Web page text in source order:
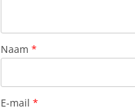
Naam *
E-mail *